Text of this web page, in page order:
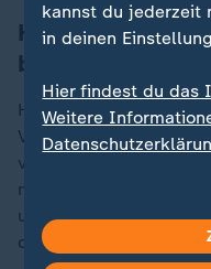
Heusgen: Kräfte
bündeln
Heusgen sagte, wie
Verhältnis unter Trump
vorherzusagen. "Fest
möglich mit der US-
und die Bedeutung der
die USA hervorheben."
kannst du jederzeit
in deinen
Hier findest du das
Weitere